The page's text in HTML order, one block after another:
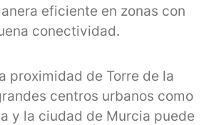
eficiente en zonas con
conectividad.
proximidad de Torre de la
centros urbanos como
y la ciudad de Murcia puede